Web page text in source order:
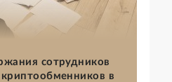
сотрудников
в